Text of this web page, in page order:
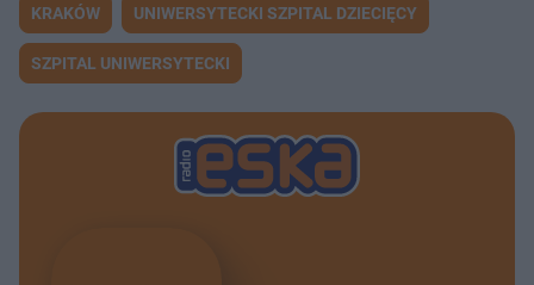
KRAKÓW UNIWERSYTECKI SZPITAL DZIECIĘCY
SZPITAL UNIWERSYTECKI